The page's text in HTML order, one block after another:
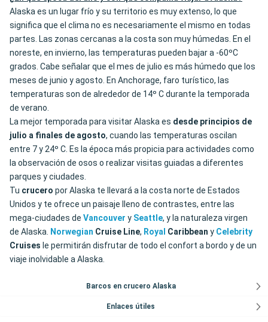
Alaska es un lugar frío y su territorio es muy extenso, lo que
significa que el clima no es necesariamente el mismo en todas
partes. Las zonas cercanas a la costa son muy húmedas. En el
noreste, en invierno, las temperaturas pueden bajar a -60ºC
grados. Cabe señalar que el mes de julio es más húmedo que los
meses de junio y agosto. En Anchorage, faro turístico, las
temperaturas son de alrededor de 14º C durante la temporada
de verano.
La mejor temporada para visitar Alaska es desde principios de
julio a finales de agosto, cuando las temperaturas oscilan
entre 7 y 24º C. Es la época más propicia para actividades como
la observación de osos o realizar visitas guiadas a diferentes
parques y ciudades.
Tu crucero por Alaska te llevará a la costa norte de Estados
Unidos y te ofrece un paisaje lleno de contrastes, entre las
mega-ciudades de Vancouver y Seattle, y la naturaleza virgen
de Alaska. Norwegian Cruise Line, Royal Caribbean y Celebrity
Cruises le permitirán disfrutar de todo el confort a bordo y de un
viaje inolvidable a Alaska.
Barcos en crucero Alaska
Enlaces útiles